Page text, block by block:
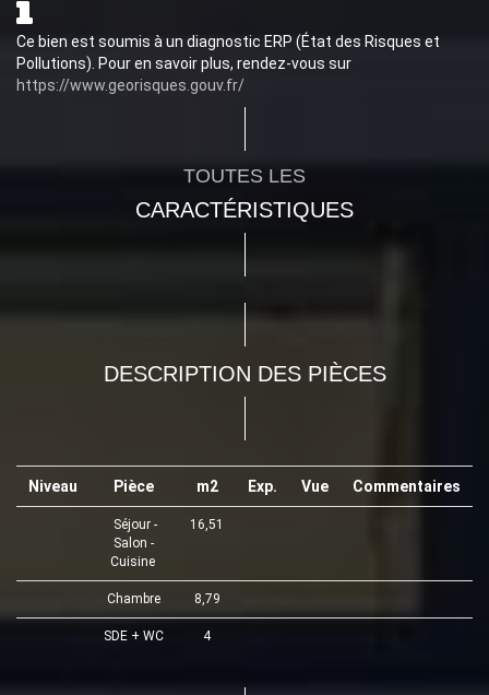
Ce bien est soumis à un diagnostic ERP (État des Risques et
Pollutions). Pour en savoir plus, rendez-vous sur
https://www.georisques.gouv.fr/
TOUTES LES
CARACTÉRISTIQUES
DESCRIPTION DES PIÈCES
Niveau Pièce m2 Exp. Vue Commentaires
Séjour -
Salon -
Cuisine
16,51
Chambre 8,79
SDE + WC 4